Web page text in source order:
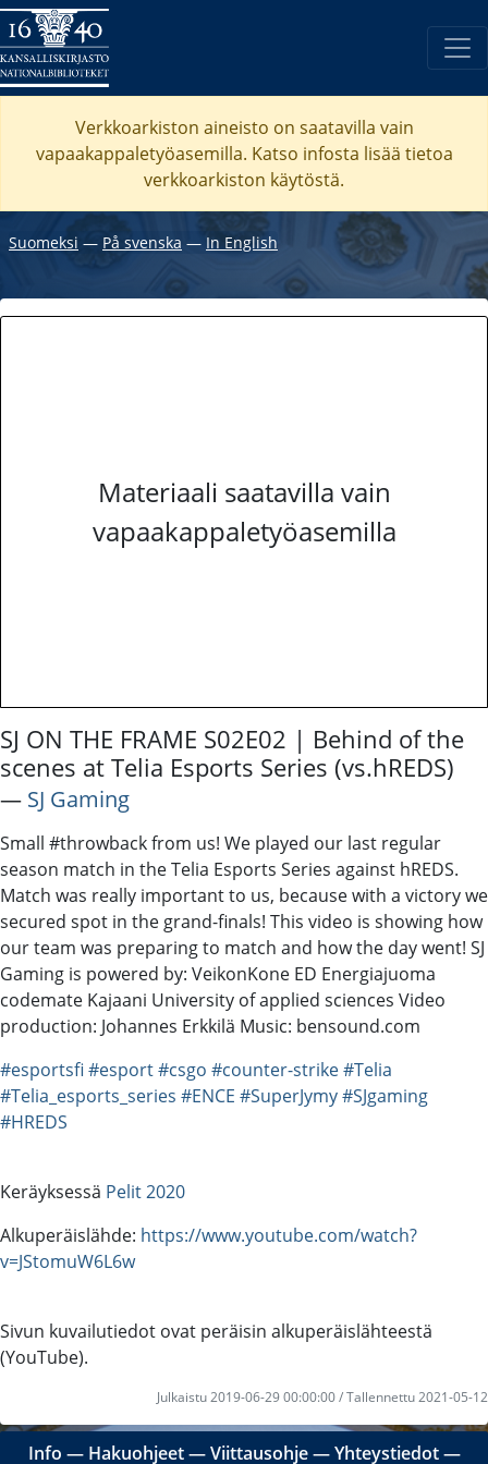
Verkkoarkiston aineisto on saatavilla vain
vapaakappaletyöasemilla. Katso infosta lisää tietoa
verkkoarkiston käytöstä.
Suomeksi ― På svenska ― In English
Materiaali saatavilla vain
vapaakappaletyöasemilla
SJ ON THE FRAME S02E02 | Behind of the
scenes at Telia Esports Series (vs.hREDS)
― SJ Gaming
Small #throwback from us! We played our last regular
season match in the Telia Esports Series against hREDS.
Match was really important to us, because with a victory we
secured spot in the grand-finals! This video is showing how
our team was preparing to match and how the day went! SJ
Gaming is powered by: VeikonKone ED Energiajuoma
codemate Kajaani University of applied sciences Video
production: Johannes Erkkilä Music: bensound.com
#esportsfi #esport#csgo #counter-strike#Telia
#Telia_esports_series #ENCE #SuperJymy#SJgaming
#HREDS
Keräyksessä Pelit 2020
Alkuperäislähde: https://www.youtube.com/watch?
v=JStomuW6L6w
Sivun kuvailutiedot ovat peräisin alkuperäislähteestä
(YouTube).
Julkaistu 2019-06-29 00:00:00 / Tallennettu 2021-05-12
Info ― Hakuohjeet―Viittausohje―Yhteystiedot―